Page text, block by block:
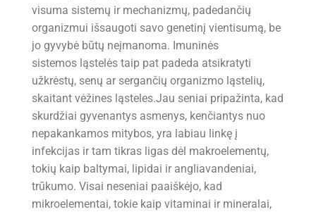
visuma sistemų ir mechanizmų, padedančių
organizmui išsaugoti savo genetinį vientisumą, be
jo gyvybė būtų neįmanoma. Imuninės
sistemos ląstelės taip pat padeda atsikratyti
užkrėstų, senų ar sergančių organizmo ląstelių,
skaitant vėžines ląsteles.Jau seniai pripažinta, kad
skurdžiai gyvenantys asmenys, kenčiantys nuo
nepakankamos mitybos, yra labiau linkę į
infekcijas ir tam tikras ligas dėl makroelementų,
tokių kaip baltymai, lipidai ir angliavandeniai,
trūkumo. Visai neseniai paaiškėjo, kad
mikroelementai, tokie kaip vitaminai ir mineralai,